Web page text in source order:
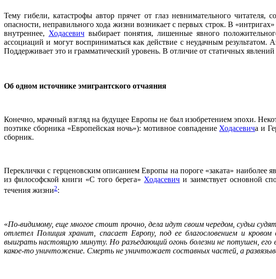
Тему гибели, катастрофы автор прячет от глаз невнимательного читателя,
опасности, неправильного хода жизни возникает с первых строк. В
внутреннее, Ходасевичвыбирает понятия, лишенные явного
ассоциаций и могут восприниматься как действие с неудачным
Поддерживает это и грамматический уровень. В отличие от статичных
Об одном источнике эмигрантского отчаяния
Конечно, мрачный взгляд на будущее Европы не был изобретением эпохи.
поэтике сборника «Европейская ночь»): мотивное совпадение Ходасевича и
сборник.
Переклички с герценовским описанием Европы на пороге «заката» наиболее
из философской книги «С того берега» Ходасевич и заимствует основной
течения жизни2:
«По-видимому, еще многое стоит прочно, дела идут своим чередом, судьи
отлетел Полиция хранит, спасает Европу, под ее благословением и
выиграть настоящую минуту. Но разъедающий огонь болезни не потушен,
какое-то уничтожение. Смерть не уничтожает составных частей, а